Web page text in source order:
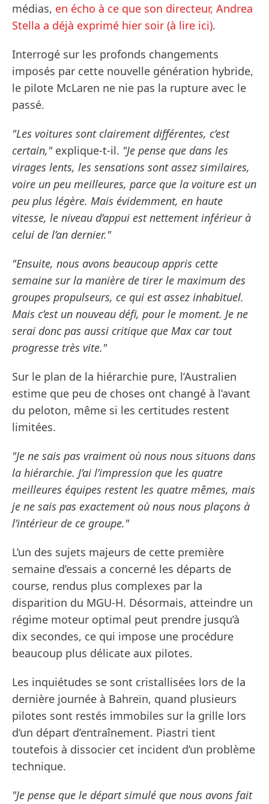
médias, en écho à ce que son directeur, Andrea
Stella a déjà exprimé hier soir (à lire ici).
Interrogé sur les profonds changements
imposés par cette nouvelle génération hybride,
le pilote McLaren ne nie pas la rupture avec le
passé.
"Les voitures sont clairement différentes, c’est
certain,"explique-t-il. "Je pense que dans les
virages lents, les sensations sont assez similaires,
voire un peu meilleures, parce que la voiture est un
peu plus légère. Mais évidemment, en haute
vitesse, le niveau d’appui est nettement inférieur à
celui de l’an dernier."
"Ensuite, nous avons beaucoup appris cette
semaine sur la manière de tirer le maximum des
groupes propulseurs, ce qui est assez inhabituel.
Mais c’est un nouveau défi, pour le moment. Je ne
serai donc pas aussi critique que Max car tout
progresse très vite."
Sur le plan de la hiérarchie pure, l’Australien
estime que peu de choses ont changé à l’avant
du peloton, même si les certitudes restent
limitées.
"Je ne sais pas vraiment où nous nous situons dans
la hiérarchie. J’ai l’impression que les quatre
meilleures équipes restent les quatre mêmes, mais
je ne sais pas exactement où nous nous plaçons à
l’intérieur de ce groupe."
L’un des sujets majeurs de cette première
semaine d’essais a concerné les départs de
course, rendus plus complexes par la
disparition du MGU-H. Désormais, atteindre un
régime moteur optimal peut prendre jusqu’à
dix secondes, ce qui impose une procédure
beaucoup plus délicate aux pilotes.
Les inquiétudes se sont cristallisées lors de la
dernière journée à Bahreïn, quand plusieurs
pilotes sont restés immobiles sur la grille lors
d’un départ d’entraînement. Piastri tient
toutefois à dissocier cet incident d’un problème
technique.
"Je pense que le départ simulé que nous avons fait